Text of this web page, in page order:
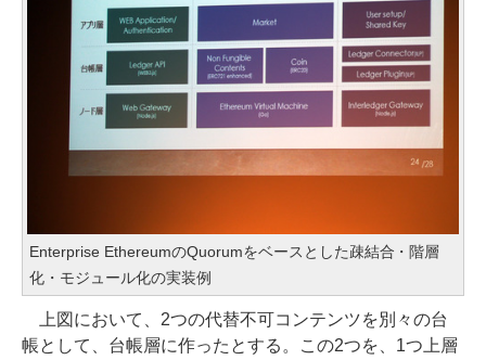
Enterprise EthereumのQuorumをベースとした疎結合・階層
化・モジュール化の実装例
上図において、2つの代替不可コンテンツを別々の台
帳として、台帳層に作ったとする。この2つを、1つ上層